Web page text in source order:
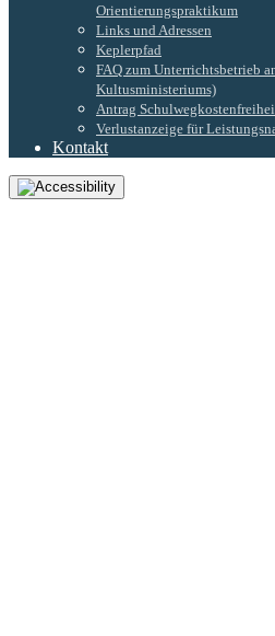
Orientierungspraktikum
Links und Adressen
Keplerpfad
FAQ zum Unterrichtsbetrieb
Kultusministeriums)
Antrag
Verlustanzeige für
Kontakt